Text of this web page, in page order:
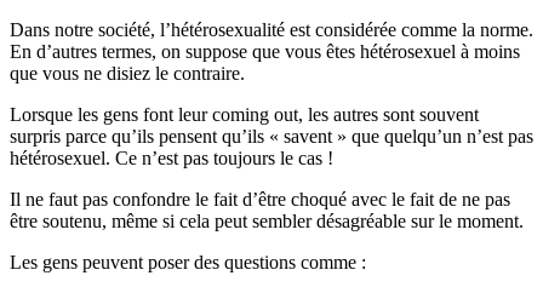
Dans notre société, l’hétérosexualité est considérée comme la norme.
En d’autres termes, on suppose que vous êtes hétérosexuel à moins
que vous ne disiez le contraire.
Lorsque les gens font leur coming out, les autres sont souvent
surpris parce qu’ils pensent qu’ils « savent » que quelqu’un n’est pas
hétérosexuel. Ce n’est pas toujours le cas !
Il ne faut pas confondre le fait d’être choqué avec le fait de ne pas
être soutenu, même si cela peut sembler désagréable sur le moment.
Les gens peuvent poser des questions comme :